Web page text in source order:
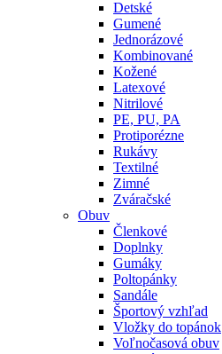
Detské
Gumené
Jednorázové
Kombinované
Kožené
Latexové
Nitrilové
PE, PU, PA
Protiporézne
Rukávy
Textilné
Zimné
Zváračské
Obuv
Členkové
Doplnky
Gumáky
Poltopánky
Sandále
Športový vzhľad
Vložky do topánok
Voľnočasová obuv